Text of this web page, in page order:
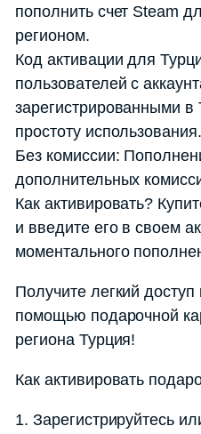
пополнить счет Steam
регионом.
Код активации для
пользователей с
зарегистрированными в
простоту использования.
Без комиссии:
дополнительных
Как активировать?
и введите его в своем
моментального
Получите легкий
помощью подарочной
региона Турция!
Как активировать
1. Зарегистрируйтесь